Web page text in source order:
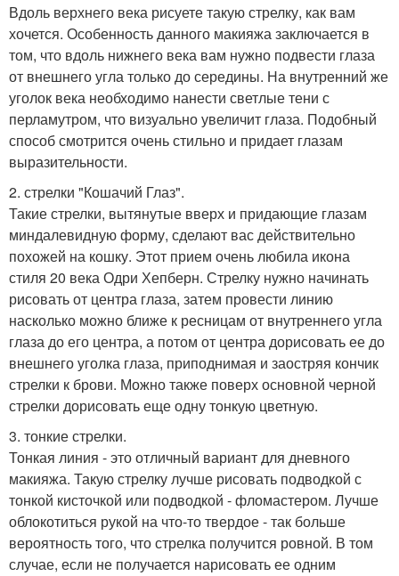
Вдоль верхнего века рисуете такую стрелку, как вам
хочется. Особенность данного макияжа заключается в
том, что вдоль нижнего века вам нужно подвести глаза
от внешнего угла только до середины. На внутренний же
уголок века необходимо нанести светлые тени с
перламутром, что визуально увеличит глаза. Подобный
способ смотрится очень стильно и придает глазам
выразительности.
2. стрелки "Кошачий Глаз".
Такие стрелки, вытянутые вверх и придающие глазам
миндалевидную форму, сделают вас действительно
похожей на кошку. Этот прием очень любила икона
стиля 20 века Одри Хепберн. Стрелку нужно начинать
рисовать от центра глаза, затем провести линию
насколько можно ближе к ресницам от внутреннего угла
глаза до его центра, а потом от центра дорисовать ее до
внешнего уголка глаза, приподнимая и заостряя кончик
стрелки к брови. Можно также поверх основной черной
стрелки дорисовать еще одну тонкую цветную.
3. тонкие стрелки.
Тонкая линия - это отличный вариант для дневного
макияжа. Такую стрелку лучше рисовать подводкой с
тонкой кисточкой или подводкой - фломастером. Лучше
облокотиться рукой на что-то твердое - так больше
вероятность того, что стрелка получится ровной. В том
случае, если не получается нарисовать ее одним